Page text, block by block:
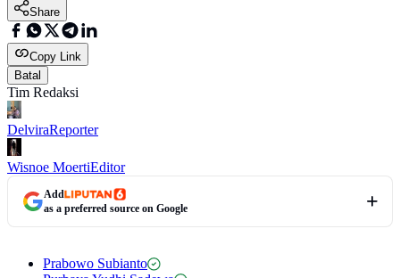
Share
Copy Link
Batal
Tim Redaksi
DelviraReporter
Wisnoe MoertiEditor
Add
as a preferred source on Google
Prabowo Subianto